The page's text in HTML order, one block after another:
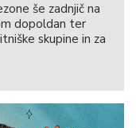
še zadnjič na
dopoldan ter
skupine in za